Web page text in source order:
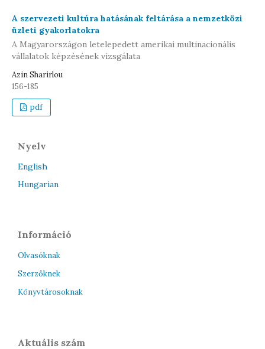
A szervezeti kultúra hatásának feltárása a nemzetközi
üzleti gyakorlatokra
A Magyarországon letelepedett amerikai multinacionális
vállalatok képzésének vizsgálata
Azin Sharirlou
156-185
pdf
Nyelv
English
Hungarian
Információ
Olvasóknak
Szerzőknek
Könyvtárosoknak
Aktuális szám